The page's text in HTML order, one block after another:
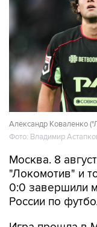
Александр Коваленко
Фото: Владимир
Москва. 8
"Локомотив" и
0:0 завершили
России по